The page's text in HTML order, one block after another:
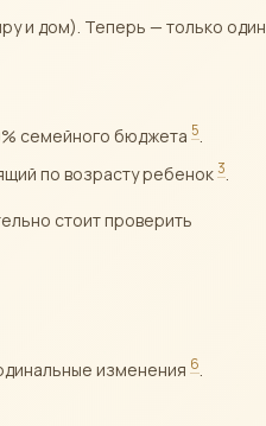
и дом). Теперь — только один
семейного бюджета 5
по возрасту ребенок 3.
стоит проверить
изменения 6